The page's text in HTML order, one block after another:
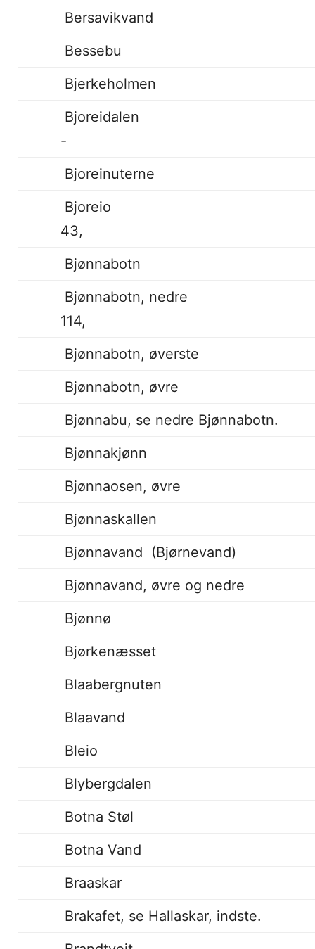
Bersavikvand
Bjerkeholmen
Bjoreidalen 31,
-
Bjoreinuterne
43,
Bjønnabotn 107, 110,
Bjønnabotn,
114,
Bjønnabotn, øverste
Bjønnabotn, øvre
Bjønnabu, se nedre Bjønnabotn.
Bjønnaosen, øvre
Bjønnaskallen
Bjønnavand (Bjørnevand)
Bjønnavand, øvre og nedre
Bjønnø
Bjørkenæsset
Blaabergnuten
Blaavand
Bleio
Blybergdalen
Botna Støl
Botna Vand
Brakafet, se Hallaskar, indste.